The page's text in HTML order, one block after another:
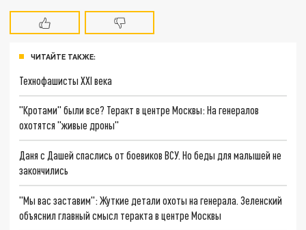
ЧИТАЙТЕ ТАКЖЕ:
Технофашисты XXI века
"Кротами" были все? Теракт в центре Москвы: На генералов
охотятся "живые дроны"
Даня с Дашей спаслись от боевиков ВСУ. Но беды для малышей не
закончились
"Мы вас заставим": Жуткие детали охоты на генерала. Зеленский
объяснил главный смысл теракта в центре Москвы